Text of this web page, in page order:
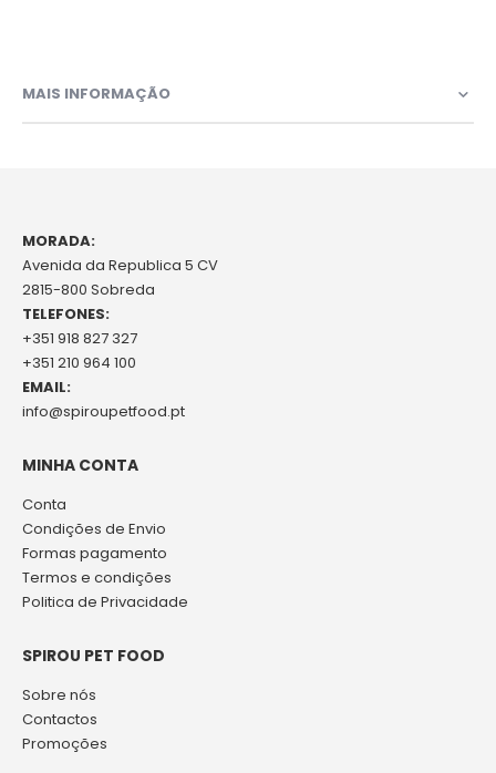
MAIS INFORMAÇÃO
MORADA:
Avenida da Republica 5 CV
2815-800 Sobreda
TELEFONES:
+351 918 827 327
+351 210 964 100
EMAIL:
info@spiroupetfood.pt
MINHA CONTA
Conta
Condições de Envio
Formas pagamento
Termos e condições
Politica de Privacidade
SPIROU PET FOOD
Sobre nós
Contactos
Promoções